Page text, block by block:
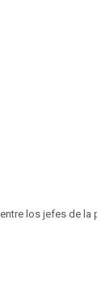
los jefes de la